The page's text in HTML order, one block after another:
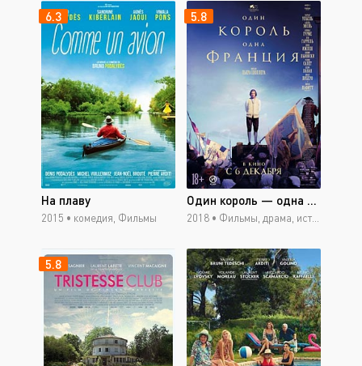
На плаву
2015 • комедия, Фильмы
6.3
Один король — одна Франция
2018 • Фильмы, драма, исторический, боевик, мюзикл, фантастика
5.8
5.8